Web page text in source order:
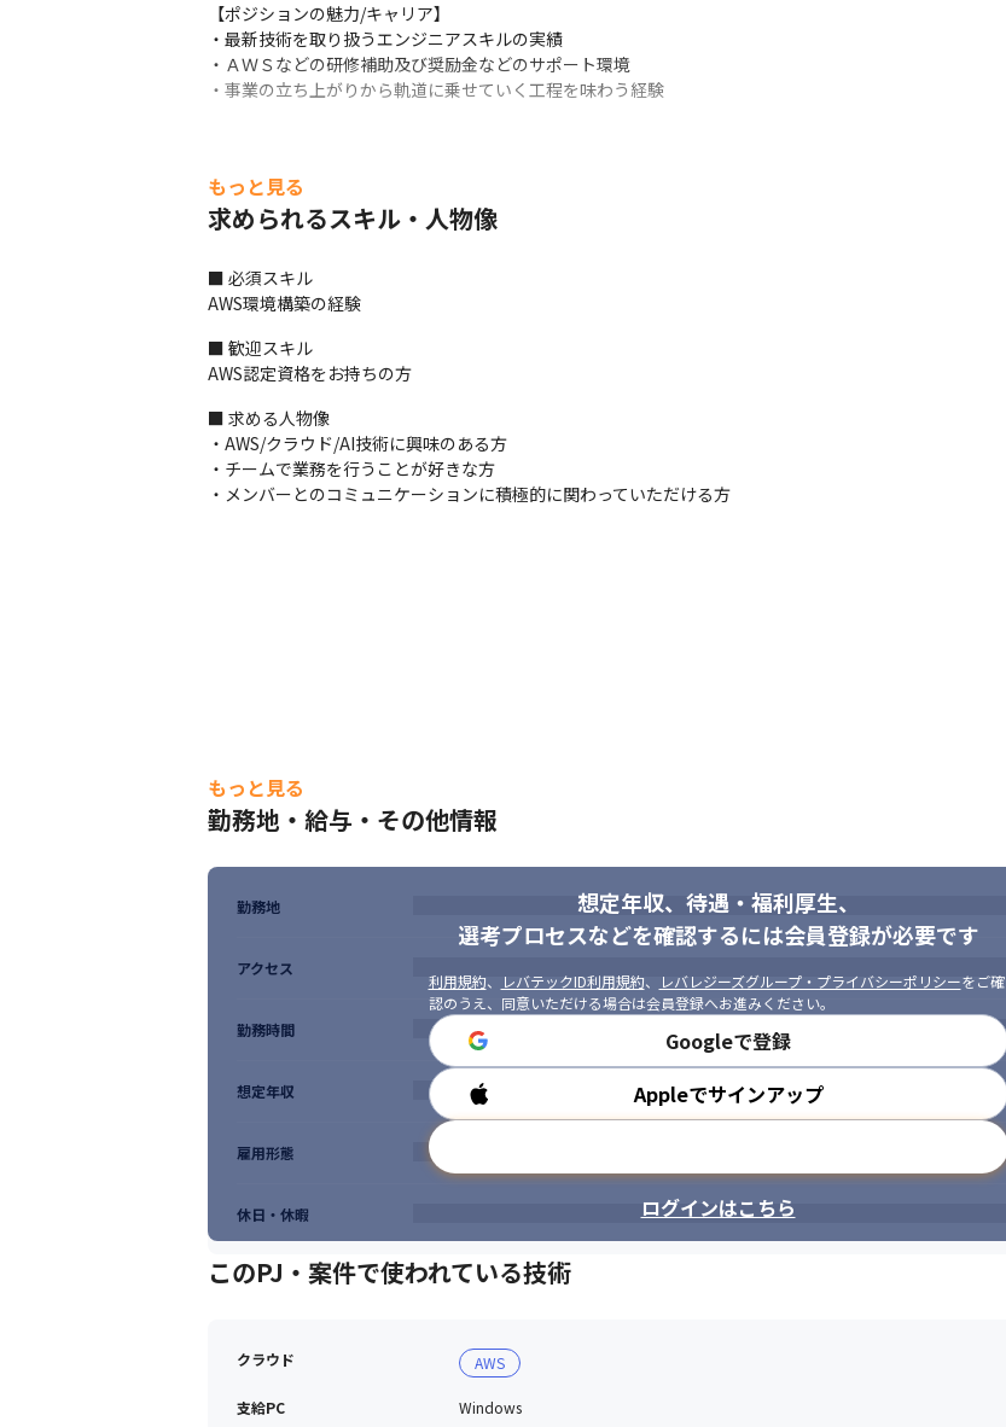
【ポジションの魅力/キャリア】
・最新技術を取り扱うエンジニアスキルの実績
・ＡＷＳなどの研修補助及び奨励金などのサポート環境
・事業の立ち上がりから軌道に乗せていく工程を味わう経験
もっと見る
求められるスキル・人物像
■ 必須スキル
AWS環境構築の経験
■ 歓迎スキル
AWS認定資格をお持ちの方
■ 求める人物像
・AWS/クラウド/AI技術に興味のある方
・チームで業務を行うことが好きな方
・メンバーとのコミュニケーションに積極的に関わっていただける方
もっと見る
勤務地・給与・その他情報
想定年収、待遇・福利厚生、
選考プロセスなどを確認するには会員登録が必要です
利用規約、 レバテックID利用規約、 レバレジーズグループ・プライバシーポリシーをご確
認のうえ、同意いただける場合は会員登録へお進みください。
Googleで登録
Appleでサインアップ
ログインはこちら
勤務地
アクセス
勤務時間
想定年収
雇用形態
休日・休暇
このPJ・案件で使われている技術
クラウド AWS
支給PC Windows